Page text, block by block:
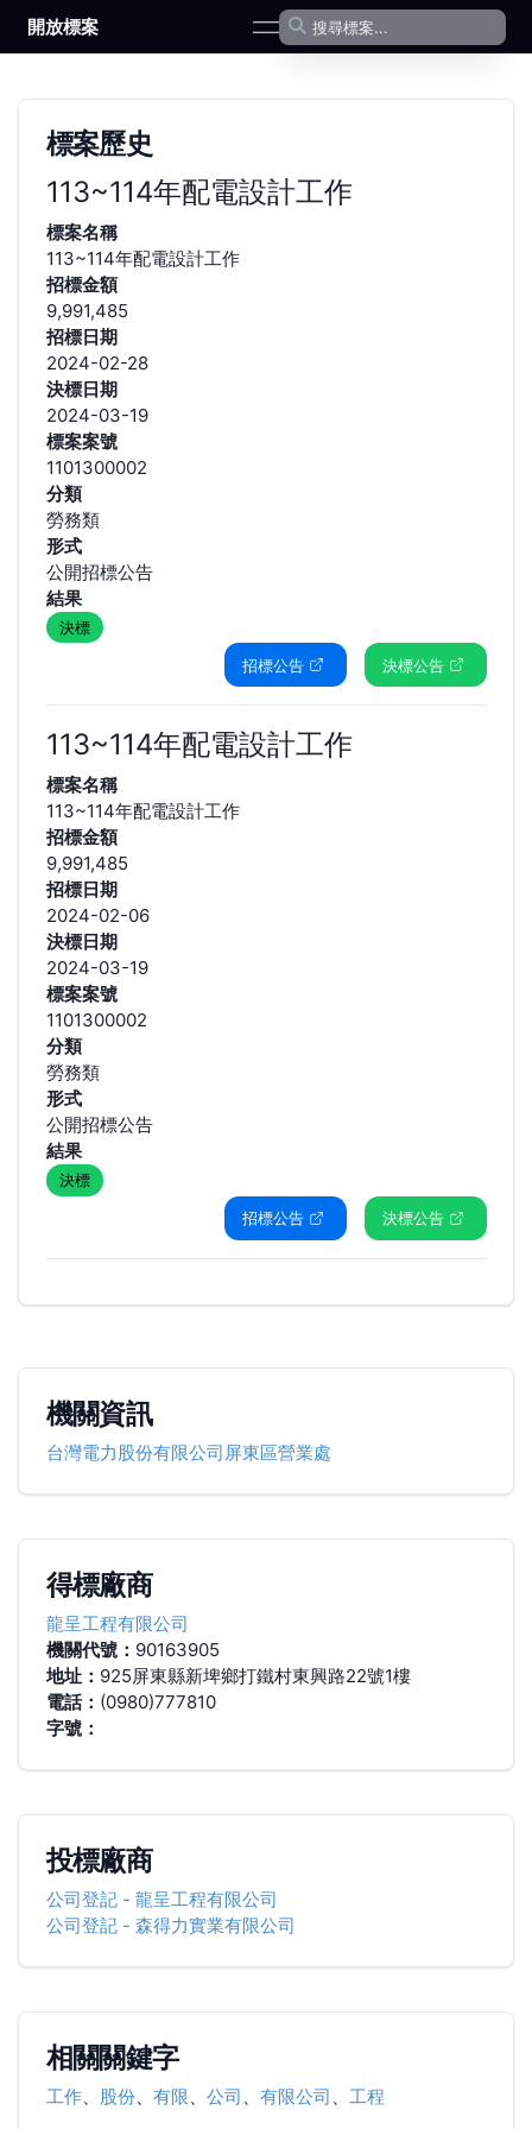
開放標案 open navigation menu
標案歷史
113~114年配電設計工作
標案名稱
113~114年配電設計工作
招標金額
9,991,485
招標日期
2024-02-28
決標日期
2024-03-19
標案案號
1101300002
分類
勞務類
形式
公開招標公告
結果
決標
招標公告
決標公告
113~114年配電設計工作
標案名稱
113~114年配電設計工作
招標金額
9,991,485
招標日期
2024-02-06
決標日期
2024-03-19
標案案號
1101300002
分類
勞務類
形式
公開招標公告
結果
決標
招標公告
決標公告
機關資訊
台灣電力股份有限公司屏東區營業處
得標廠商
龍呈工程有限公司
機關代號： 90163905
地址： 925屏東縣新埤鄉打鐵村東興路22號1樓
電話： (0980)777810
字號：
投標廠商
公司登記- 龍呈工程有限公司
公司登記- 森得力實業有限公司
相關關鍵字
工作、 股份、 有限、 公司 、 有限公司 、 工程